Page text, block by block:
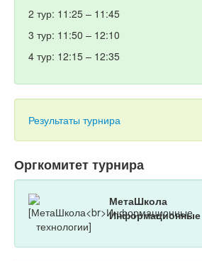
2 тур: 11:25 – 11:45
3 тур: 11:50 – 12:10
4 тур: 12:15 – 12:35
Результаты турнира
Оргкомитет турнира
МетаШкола
Информационные